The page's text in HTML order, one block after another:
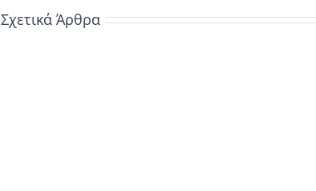
Σχετικά Άρθρα